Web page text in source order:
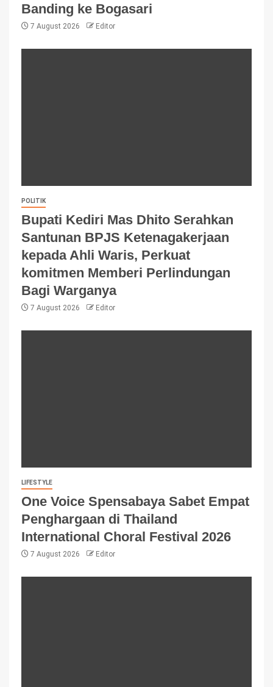
Banding ke Bogasari
7 August 2026 Editor
POLITIK
Bupati Kediri Mas Dhito Serahkan
Santunan BPJS Ketenagakerjaan
kepada Ahli Waris, Perkuat
komitmen Memberi Perlindungan
Bagi Warganya
7 August 2026 Editor
LIFESTYLE
One Voice Spensabaya Sabet Empat
Penghargaan di Thailand
International Choral Festival 2026
7 August 2026 Editor